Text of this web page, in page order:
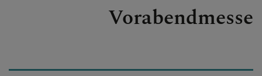
GOTTESDIENSTE &
VERANSTALTUNGEN
Vorabendmesse